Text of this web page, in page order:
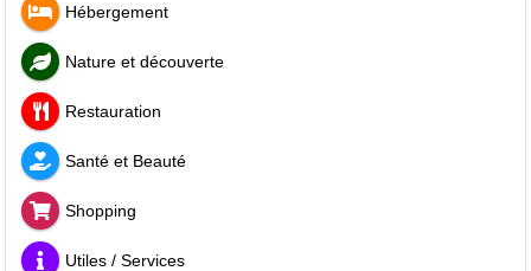
Hébergement
Nature et découverte
Restauration
Santé et Beauté
Shopping
Utiles / Services